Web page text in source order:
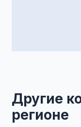
Другие
регионе